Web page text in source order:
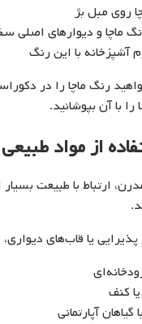
روی مبل بژ
ماچا و دیوارهای اصلی
آشپزخانه با این رنگ
رنگ ماچا را در
با آن بپوشانید.
از مواد طبیعی
ارتباط با طبیعت
یا قاب‌های
کنف
آپارتمانی